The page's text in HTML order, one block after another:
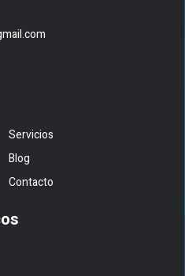
Servicios
Blog
Contacto